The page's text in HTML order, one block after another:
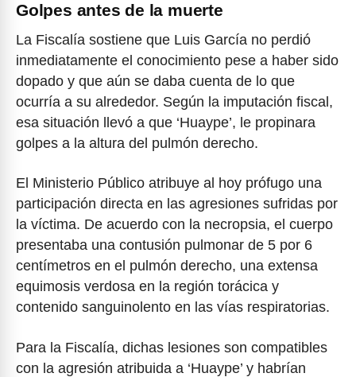
Golpes antes de la muerte
La Fiscalía sostiene que Luis García no perdió
inmediatamente el conocimiento pese a haber sido
dopado y que aún se daba cuenta de lo que
ocurría a su alrededor. Según la imputación fiscal,
esa situación llevó a que ‘Huaype’, le propinara
golpes a la altura del pulmón derecho.
El Ministerio Público atribuye al hoy prófugo una
participación directa en las agresiones sufridas por
la víctima. De acuerdo con la necropsia, el cuerpo
presentaba una contusión pulmonar de 5 por 6
centímetros en el pulmón derecho, una extensa
equimosis verdosa en la región torácica y
contenido sanguinolento en las vías respiratorias.
Para la Fiscalía, dichas lesiones son compatibles
con la agresión atribuida a ‘Huaype’ y habrían